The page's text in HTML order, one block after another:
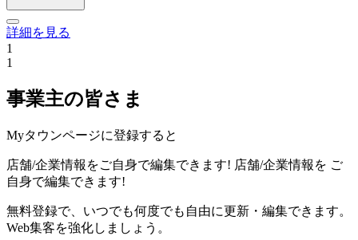
詳細を見る
1
1
事業主の皆さま
Myタウンページに登録すると
店舗/企業情報をご自身で編集できます! 店舗/企業情報を ご
自身で編集できます!
無料登録で、いつでも何度でも自由に更新・編集できます。
Web集客を強化しましょう。